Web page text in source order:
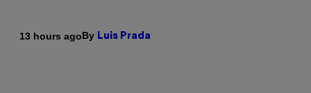
13 hours agoBy Luis Prada